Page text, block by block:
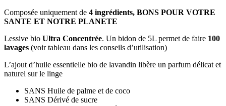
Composée uniquement de 4 ingrédients, BONS POUR VOTRE
SANTE ET NOTRE PLANETE
Lessive bio Ultra Concentrée. Un bidon de 5L permet de faire 100
lavages (voir tableau dans les conseils d’utilisation)
L’ajout d’huile essentielle bio de lavandin libère un parfum délicat et
naturel sur le linge
SANS Huile de palme et de coco
SANS Dérivé de sucre